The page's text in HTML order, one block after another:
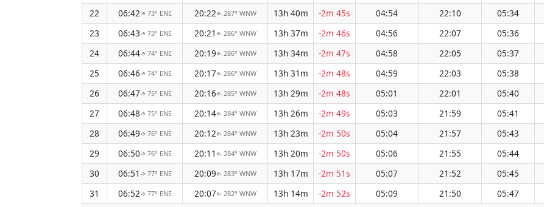
22
06:42↑ 73° ENE 20:22↑ 287° WNW 13h 40m -2m 45s 04:54 22:10 05:34
23
06:43↑ 73° ENE 20:21 ↑ 286° WNW 13h 37m -2m 46s 04:56 22:07 05:36
24
06:44↑ 74° ENE 20:19↑ 286° WNW 13h 34m -2m 47s 04:58 22:05 05:37
25
06:46↑ 74° ENE 20:17↑ 286° WNW 13h 31m -2m 48s 04:59 22:03 05:38
26
06:47↑ 75° ENE 20:16↑ 285° WNW 13h 29m -2m 48s 05:01 22:01 05:40
27
06:48↑ 75° ENE 20:14↑ 284° WNW 13h 26m -2m 49s 05:03 21:59 05:41
28
06:49↑ 76° ENE 20:12↑ 284° WNW 13h 23m -2m 50s 05:04 21:57 05:43
29
06:50↑ 76° ENE 20:11 ↑ 284° WNW 13h 20m -2m 50s 05:06 21:55 05:44
30
06:51 ↑ 77° ENE 20:09↑ 283° WNW 13h 17m -2m 51s 05:07 21:52 05:45
31
06:52↑ 77° ENE 20:07↑ 282° WNW 13h 14m -2m 52s 05:09 21:50 05:47